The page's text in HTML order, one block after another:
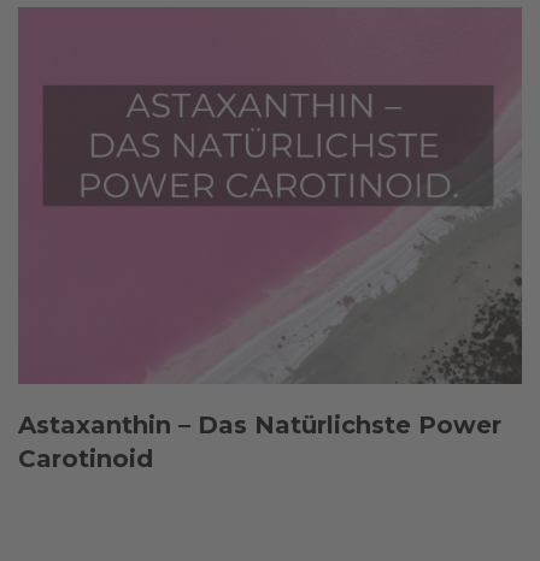
Astaxanthin – Das Natürlichste Power
Carotinoid